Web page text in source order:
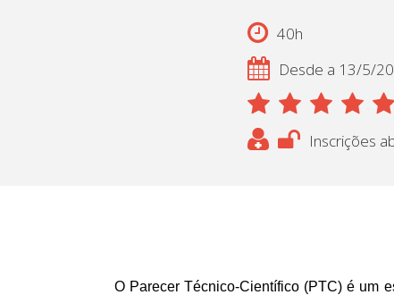
40h
Desde a 13/5/
Inscrições
O Parecer Técnico-Científico (PTC) é um